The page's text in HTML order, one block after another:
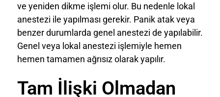
ve yeniden dikme işlemi olur. Bu nedenle lokal
anestezi ile yapılması gerekir. Panik atak veya
benzer durumlarda genel anestezi de yapılabilir.
Genel veya lokal anestezi işlemiyle hemen
hemen tamamen ağrısız olarak yapılır.
Tam İlişki Olmadan